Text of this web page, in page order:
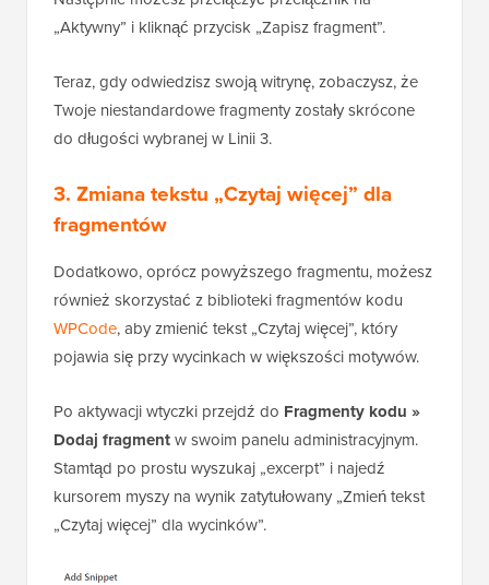
„Aktywny” i kliknąć przycisk „Zapisz fragment”.
Teraz, gdy odwiedzisz swoją witrynę, zobaczysz, że
Twoje niestandardowe fragmenty zostały skrócone
do długości wybranej w Linii 3.
3. Zmiana tekstu „Czytaj więcej” dla
fragmentów
Dodatkowo, oprócz powyższego fragmentu, możesz
również skorzystać z biblioteki fragmentów kodu
WPCode, aby zmienić tekst „Czytaj więcej”, który
pojawia się przy wycinkach w większości motywów.
Po aktywacji wtyczki przejdź do Fragmenty kodu »
Dodaj fragmentw swoim panelu administracyjnym.
Stamtąd po prostu wyszukaj „excerpt” i najedź
kursorem myszy na wynik zatytułowany „Zmień tekst
„Czytaj więcej” dla wycinków”.